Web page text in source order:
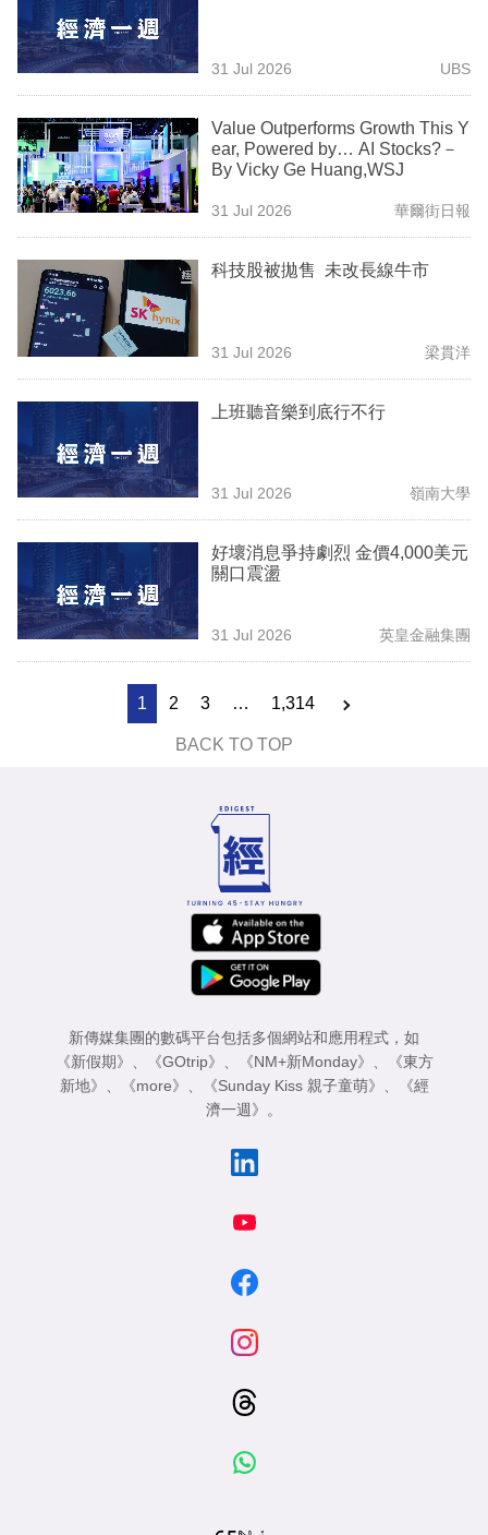
訂
閱
區
31 Jul 2026 UBS
Value Outperforms Growth This Y
ear, Powered by… AI Stocks?－
By Vicky Ge Huang,WSJ
31 Jul 2026 華爾街日報
科技股被拋售 未改長線牛市
31 Jul 2026 梁貫洋
上班聽音樂到底行不行
31 Jul 2026 嶺南大學
好壞消息爭持劇烈 金價4,000美元
關口震盪
31 Jul 2026 英皇金融集團
1 2 3 … 1,314
BACK TO TOP
新傳媒集團的數碼平台包括多個網站和應用程式，如
《新假期》 、 《GOtrip》 、 《NM+新Monday》 、
《東方
新地》 、 《more》 、 《Sunday Kiss 親子童萌》 、
《經
濟一週》 。